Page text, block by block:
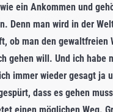
ein Ankommen und
Denn man wird in der
ob man den gewaltfreien
gehen will. Und ich habe
immer wieder gesagt ja
dass es gehen
einen möglichen Weg.